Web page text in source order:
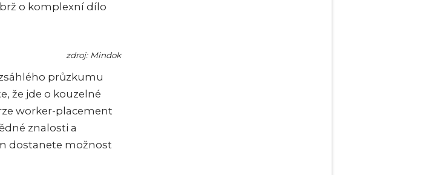
o komplexní dílo
zdroj: Mindok
průzkumu
že jde o kouzelné
worker-placement
znalosti a
dostanete možnost